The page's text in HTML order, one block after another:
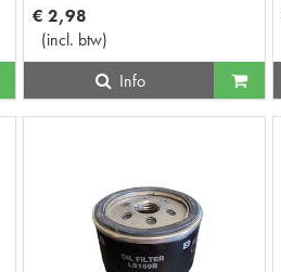
€ 2,98
(incl. btw)
Info